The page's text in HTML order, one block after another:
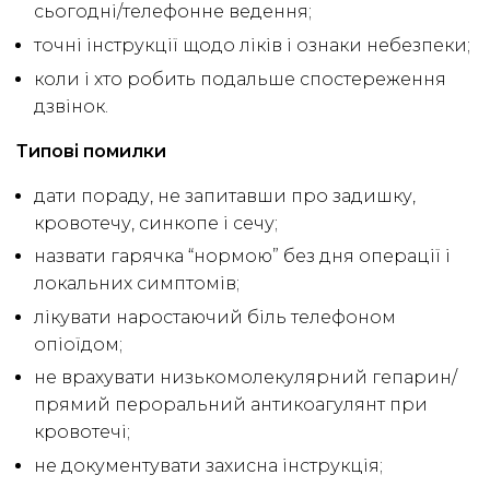
сьогодні/телефонне ведення;
точні інструкції щодо ліків і ознаки небезпеки;
коли і хто робить подальше спостереження
дзвінок.
Типові помилки
дати пораду, не запитавши про задишку,
кровотечу, синкопе і сечу;
назвати гарячка “нормою” без дня операції і
локальних симптомів;
лікувати наростаючий біль телефоном
опіоїдом;
не врахувати низькомолекулярний гепарин/
прямий пероральний антикоагулянт при
кровотечі;
не документувати захисна інструкція;